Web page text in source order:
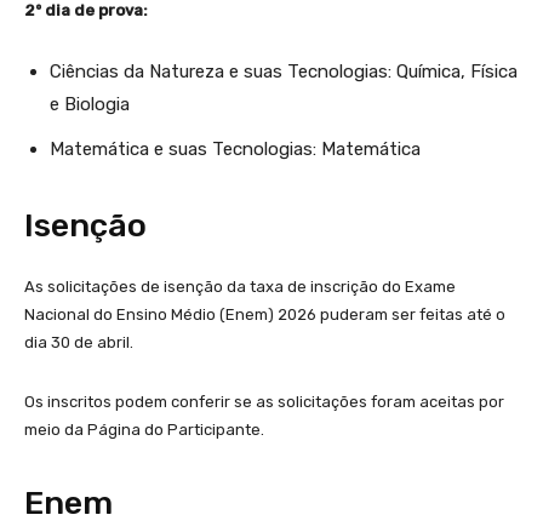
2º dia de prova:
Ciências da Natureza e suas Tecnologias: Química, Física
e Biologia
Matemática e suas Tecnologias: Matemática
Isenção
As solicitações de isenção da taxa de inscrição do Exame
Nacional do Ensino Médio (Enem) 2026 puderam ser feitas até o
dia 30 de abril.
Os inscritos podem conferir se as solicitações foram aceitas por
meio da Página do Participante.
Enem